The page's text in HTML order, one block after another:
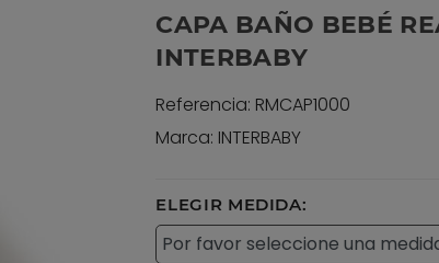
CAPA BAÑO BEBÉ
INTERBABY
Referencia: RMCAP1000
Marca: INTERBABY
ELEGIR MEDIDA: